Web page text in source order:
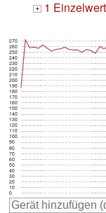
+ 1
0
10
20
30
40
50
60
70
80
90
100
110
120
130
140
150
160
170
180
190
200
210
220
230
240
250
260
270